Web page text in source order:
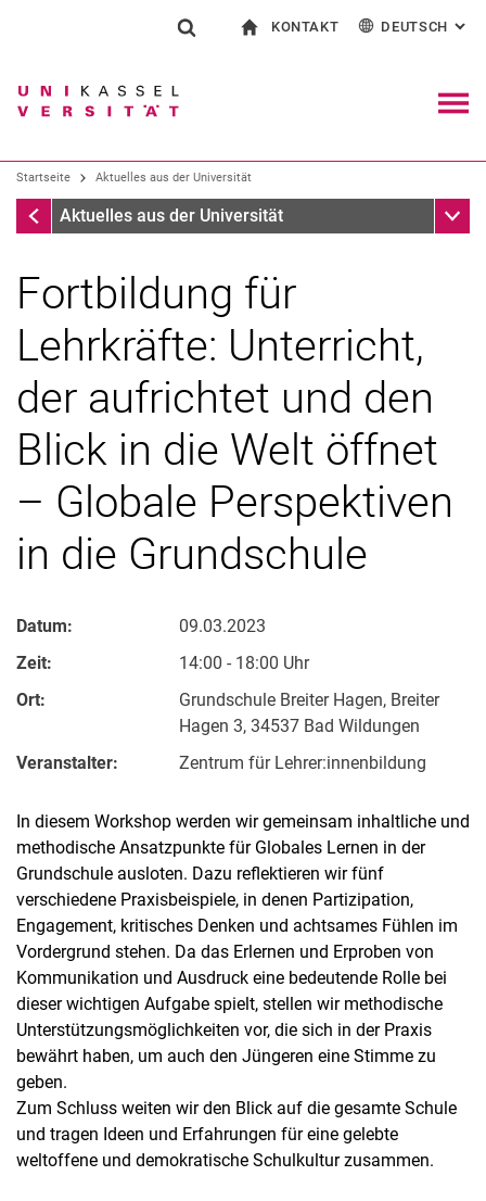
Springe direkt zu: Inhalt
Springe direkt zu: Suche
Springe direkt zu:
Suchen (öffnet externen Link in einem
KONTAKT
Kontakt für Presse und Öffentlichkeit
Einrichtungen suchen
DEUTSCH :
Startseite Aktuelles aus der Universität
Startseite
Aktuelles aus der Universität
Fortbildung für
Lehrkräfte: Unterricht,
der aufrichtet und den
Blick in die Welt öffnet
– Globale Perspektiven
in die Grundschule
Datum:
09.03.2023
Zeit:
14:00 - 18:00 Uhr
Ort:
Grundschule Breiter Hagen, Breiter
Hagen 3, 34537 Bad Wildungen
Veranstalter:
Zen­trum für Leh­rer:in­nen­bil­dung
In diesem Workshop werden wir gemeinsam inhaltliche und
methodische Ansatzpunkte für Globales Lernen in der
Grundschule ausloten. Dazu reflektieren wir fünf
verschiedene Praxisbeispiele, in denen Partizipation,
Engagement, kritisches Denken und achtsames Fühlen im
Vordergrund stehen. Da das Erlernen und Erproben von
Kommunikation und Ausdruck eine bedeutende Rolle bei
dieser wichtigen Aufgabe spielt, stellen wir methodische
Unterstützungsmöglichkeite​n vor, die sich in der Praxis
bewährt haben, um auch den Jüngeren eine Stimme zu
geben.
Zum Schluss weiten wir den Blick auf die gesamte Schule
und tragen Ideen und Erfahrungen für eine gelebte
weltoffene und demokratische Schulkultur zusammen.